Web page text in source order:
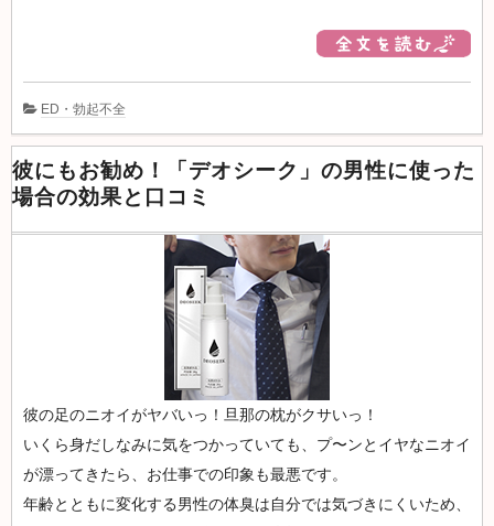
ED・勃起不全
彼にもお勧め！「デオシーク」の男性に使った
場合の効果と口コミ
彼の足のニオイがヤバいっ！旦那の枕がクサいっ！
いくら身だしなみに気をつかっていても、プ〜ンとイヤなニオイ
が漂ってきたら、お仕事での印象も最悪です。
年齢とともに変化する男性の体臭は自分では気づきにくいため、